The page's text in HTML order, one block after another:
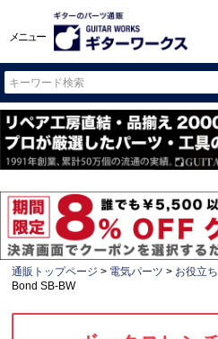
メニュー
通販トップページ 電気パーツ お役立ち
Bond SB-BW